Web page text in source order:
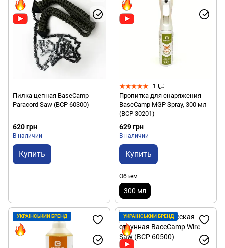
Пилка цепная BaseCamp
Paracord Saw (BCP 60300)
620 грн
В наличии
Купить
1
Пропитка для снаряжения
BaseCamp MGP Spray, 300 мл
(BCP 30201)
629 грн
В наличии
Купить
Объем
300 мл
УКРАЇНСЬКИЙ БРЕНД УКРАЇНСЬКИЙ БРЕНД